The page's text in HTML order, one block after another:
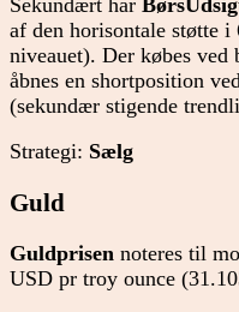
af den horisontale støtte
niveauet). Der købes ved
åbnes en shortposition
(sekundær stigende
Strategi: Sælg
Guld
Guldprisen noteres til
USD pr troy ounce